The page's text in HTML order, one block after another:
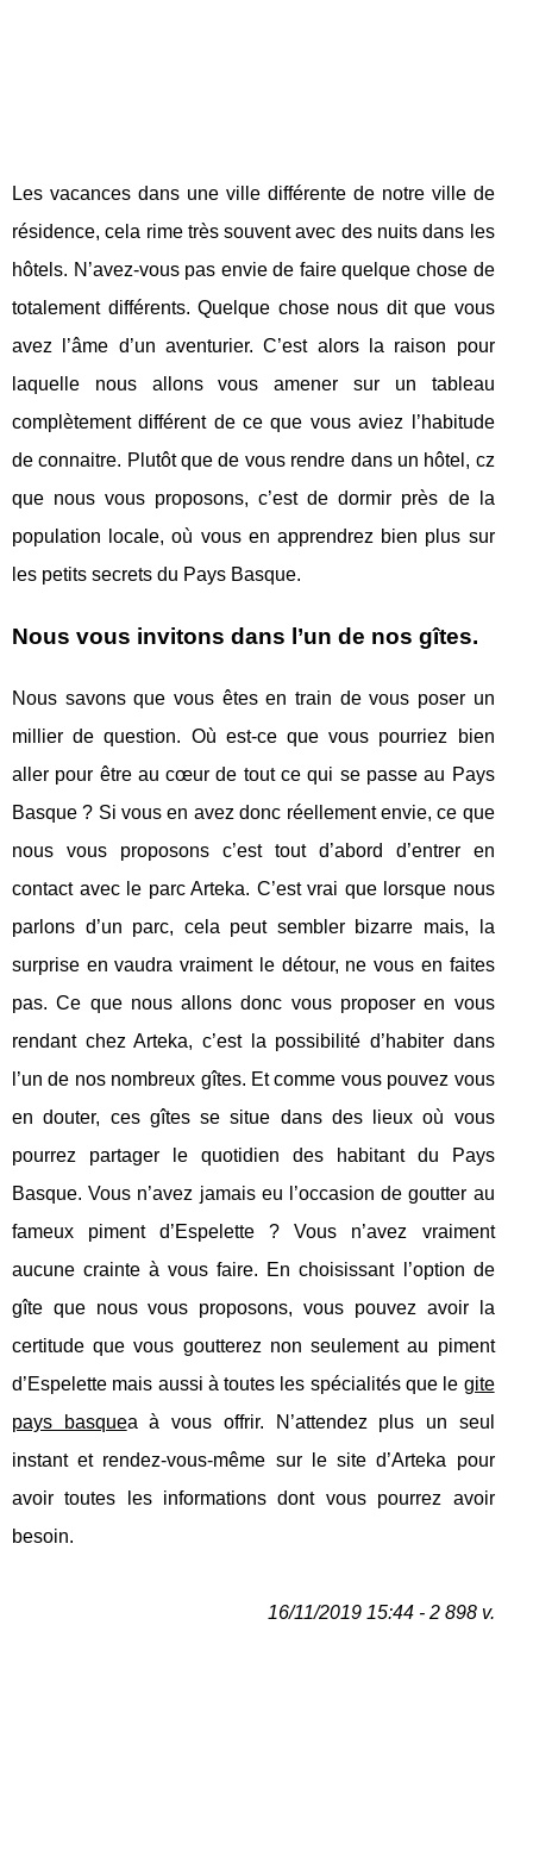
Les vacances dans une ville différente de notre ville de
résidence, cela rime très souvent avec des nuits dans les
hôtels. N’avez-vous pas envie de faire quelque chose de
totalement différents. Quelque chose nous dit que vous
avez l’âme d’un aventurier. C’est alors la raison pour
laquelle nous allons vous amener sur un tableau
complètement différent de ce que vous aviez l’habitude
de connaitre. Plutôt que de vous rendre dans un hôtel, cz
que nous vous proposons, c’est de dormir près de la
population locale, où vous en apprendrez bien plus sur
les petits secrets du Pays Basque.
Nous vous invitons dans l’un de nos gîtes.
Nous savons que vous êtes en train de vous poser un
millier de question. Où est-ce que vous pourriez bien
aller pour être au cœur de tout ce qui se passe au Pays
Basque ? Si vous en avez donc réellement envie, ce que
nous vous proposons c’est tout d’abord d’entrer en
contact avec le parc Arteka. C’est vrai que lorsque nous
parlons d’un parc, cela peut sembler bizarre mais, la
surprise en vaudra vraiment le détour, ne vous en faites
pas. Ce que nous allons donc vous proposer en vous
rendant chez Arteka, c’est la possibilité d’habiter dans
l’un de nos nombreux gîtes. Et comme vous pouvez vous
en douter, ces gîtes se situe dans des lieux où vous
pourrez partager le quotidien des habitant du Pays
Basque. Vous n’avez jamais eu l’occasion de goutter au
fameux piment d’Espelette ? Vous n’avez vraiment
aucune crainte à vous faire. En choisissant l’option de
gîte que nous vous proposons, vous pouvez avoir la
certitude que vous goutterez non seulement au piment
d’Espelette mais aussi à toutes les spécialités que le gite
pays basquea à vous offrir. N’attendez plus un seul
instant et rendez-vous-même sur le site d’Arteka pour
avoir toutes les informations dont vous pourrez avoir
besoin.
16/11/2019 15:44 - 2 898 v.